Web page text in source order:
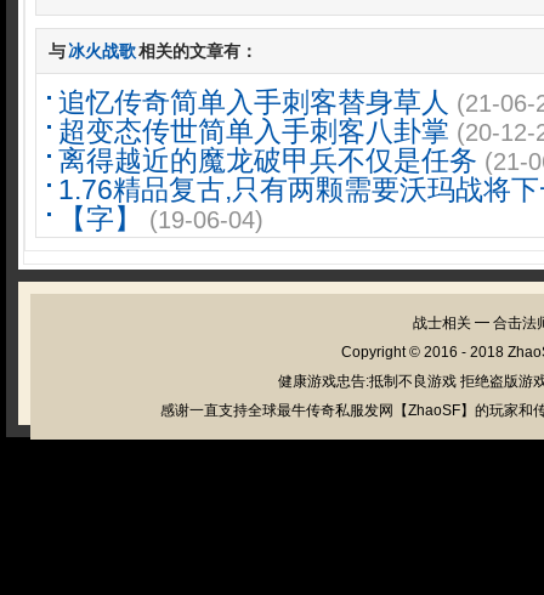
与冰火战歌相关的文章有：
追忆传奇简单入手刺客替身草人 (21-06-
超变态传世简单入手刺客八卦掌 (20-12-
离得越近的魔龙破甲兵不仅是任务 (21-
1.76精品复古,只有两颗需要沃玛战将
【字】
(19-06-04)
战士相关 ━ 合击法
Copyright © 2016 - 2018
健康游戏忠告:抵制不良游戏 拒绝盗版游
感谢一直支持全球最牛传奇私服发网【ZhaoSF】的玩家和